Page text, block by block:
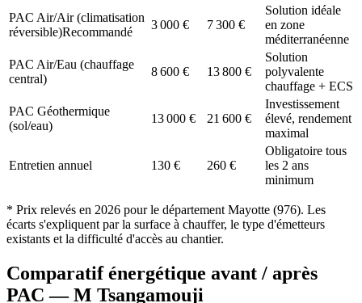
PAC Air/Air (climatisation
réversible)Recommandé
3 000 € 7 300 €
Solution idéale
en zone
méditerranéenne
PAC Air/Eau (chauffage
central)
8 600 € 13 800 €
Solution
polyvalente
chauffage + ECS
PAC Géothermique
(sol/eau)
13 000 € 21 600 €
Investissement
élevé, rendement
maximal
Entretien annuel 130 € 260 €
Obligatoire tous
les 2 ans
minimum
* Prix relevés en 2026 pour le département Mayotte (976). Les
écarts s'expliquent par la surface à chauffer, le type d'émetteurs
existants et la difficulté d'accès au chantier.
Comparatif énergétique avant / après
PAC —M Tsangamouji